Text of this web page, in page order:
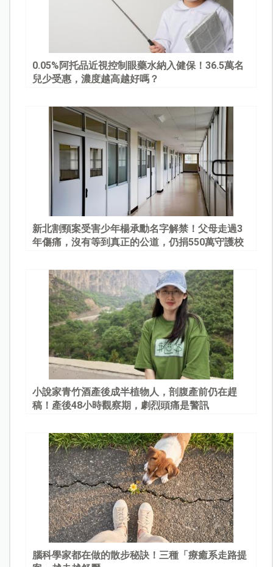
0.05%阿托品近視控制眼藥水納入健保！36.5萬名
兒少受惠，濃度越高越好嗎？
新北割頸案受害少年楊承勳名字解禁！父母走過3
年傷痛，沒有等到真正的公道，仍捐550萬守護校
小說家青竹酒產後成半植物人，剖腹產前仍在趕
稿！產後48小時觀察期，劇烈頭痛是警訊
腦科學家都在做的散步秘訣！三種「療癒系走路提